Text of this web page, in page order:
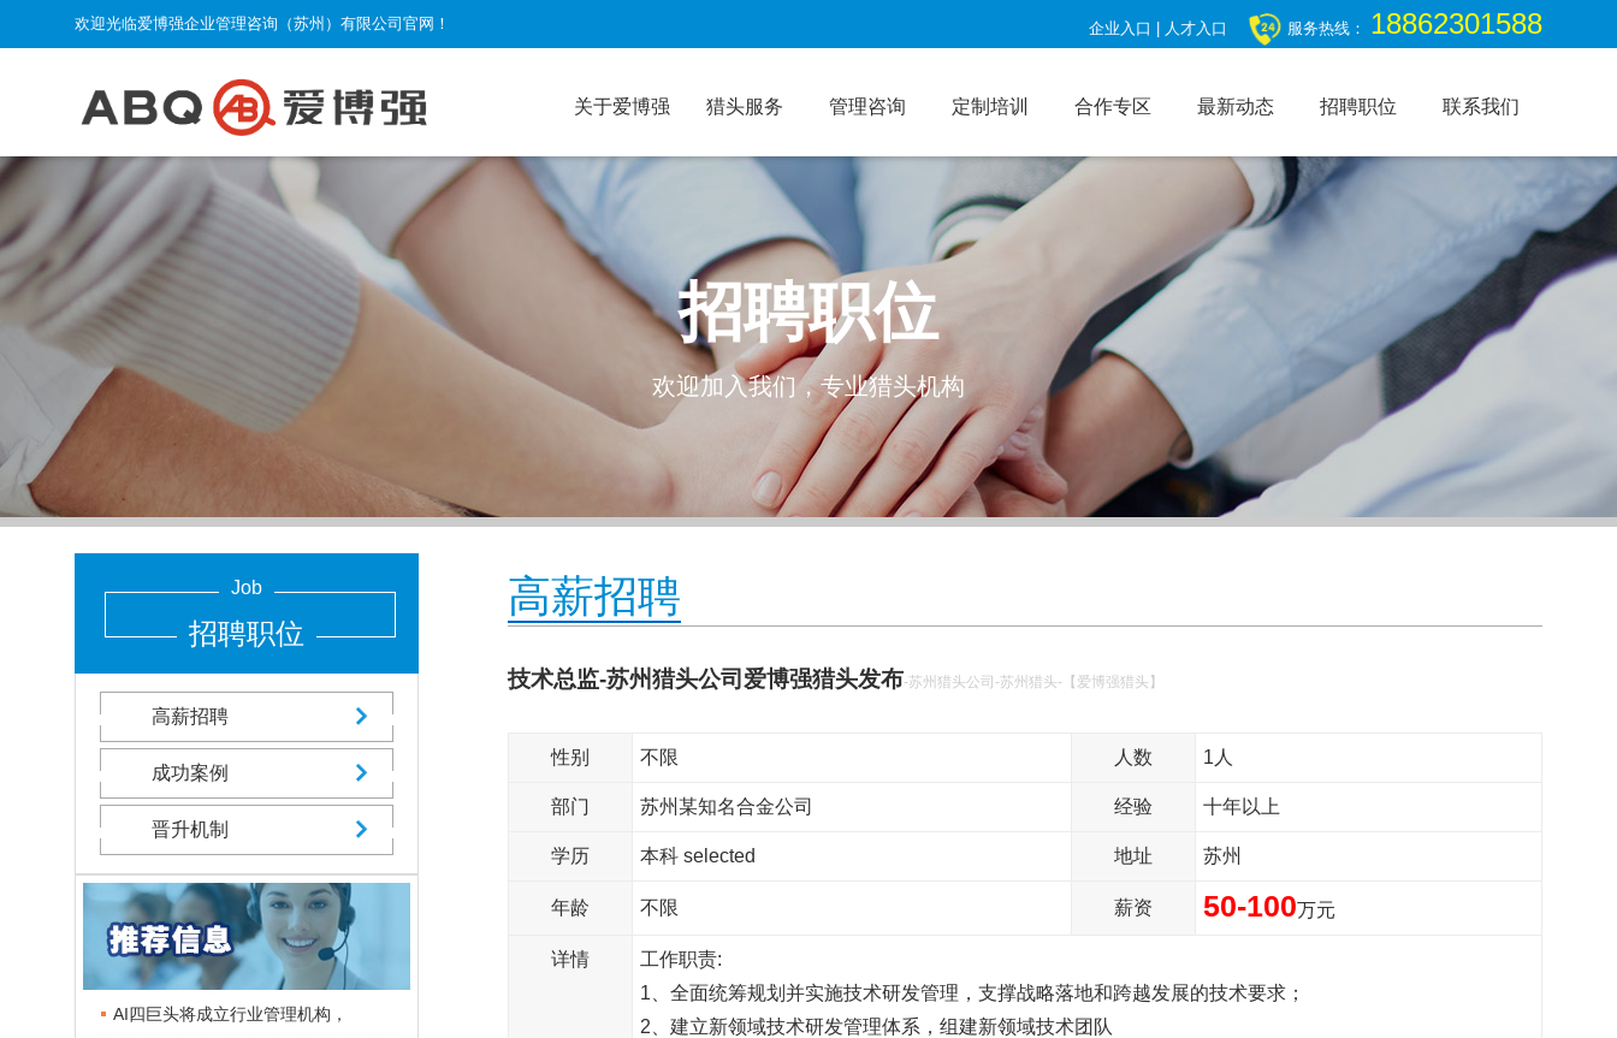
欢迎光临爱博强企业管理咨询（苏州）有限公司官网！ 企业入口 人才入口 服务热线： 18862301588
关于爱博强 猎头服务 管理咨询 定制培训 合作专区 最新动态 招聘职位 联系我们
招聘职位
欢迎加入我们，专业猎头机构
Job
招聘职位
高薪招聘
成功案例
晋升机制
AI四巨头将成立行业管理机构，
高薪招聘
技术总监-苏州猎头公司爱博强猎头发布-苏州猎头公司-苏州猎头-【爱博强猎头】
性别 不限 人数 1人
部门 苏州某知名合金公司 经验 十年以上
学历 本科 selected 地址 苏州
年龄 不限 薪资 50-100万元
详情
工作职责:
1、全面统筹规划并实施技术研发管理，支撑战略落地和跨越发展的技术要求；
2、建立新领域技术研发管理体系，组建新领域技术团队